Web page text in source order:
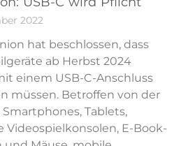
2022
hat beschlossen, dass
ab Herbst 2024
einem USB-C-Anschluss
müssen. Betroffen von der
Tablets,
Videospielkonsolen, E-Book-